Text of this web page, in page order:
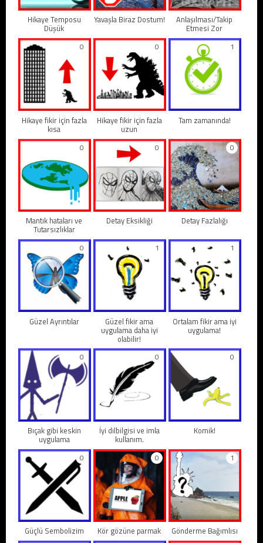
Hikaye Temposu
Düşük
Yavaşla Biraz Dostum! Anlaşılması/Takip
Etmesi Zor
0
Hikaye fikir için fazla
kısa
0
Hikaye fikir için fazla
uzun
1
Tam zamanında!
0
Mantık hataları ve
Tutarsızlıklar
0
Detay Eksikliği
0
Detay Fazlalığı
0
Güzel Ayrıntılar
1
Güzel fikir ama
uygulama daha iyi
olabilir!
1
Ortalam fikir ama iyi
uygulama!
0
Bıçak gibi keskin
uygulama
0
İyi dilbilgisi ve imla
kullanım.
0
Komik!
0
Güçlü Sembolizim
0
Kör gözüne parmak
1
Gönderme Bağımlısı